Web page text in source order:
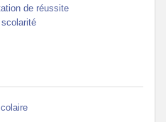
de réussite